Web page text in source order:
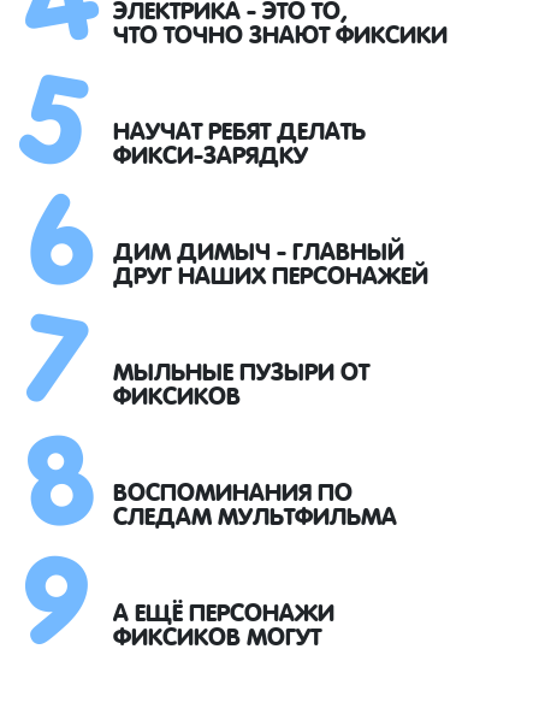
ЧТО ТОЧНО ЗНАЮТ ФИКСИКИ
НАУЧАТ РЕБЯТ ДЕЛАТЬ
ФИКСИ-ЗАРЯДКУ
ДИМ ДИМЫЧ - ГЛАВНЫЙ
ДРУГ НАШИХ ПЕРСОНАЖЕЙ
МЫЛЬНЫЕ ПУЗЫРИ ОТ
ФИКСИКОВ
ВОСПОМИНАНИЯ ПО
СЛЕДАМ МУЛЬТФИЛЬМА
А ЕЩЁ ПЕРСОНАЖИ
ФИКСИКОВ МОГУТ